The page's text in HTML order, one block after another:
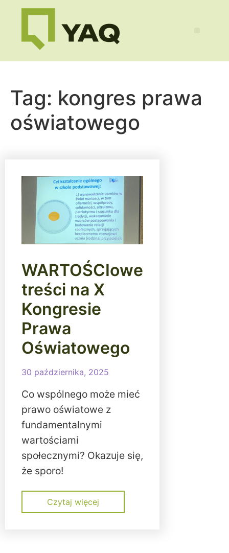
Tag: kongres prawa
oświatowego
WARTOŚCIowe
treści na X
Kongresie
Prawa
Oświatowego
30 października, 2025
Co wspólnego może mieć
prawo oświatowe z
fundamentalnymi
wartościami
społecznymi? Okazuje się,
że sporo!
Czytaj więcej